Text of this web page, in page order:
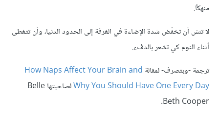
منهكًا.
لا تنسَ أن تخفّض شدة الإضاءة في الغرفة إلى الحدود الدنيا، وأن تتغطى
أثناء النوم كي تشعر بالدفء.
ترجمة -وبتصرف- لمقالة How Naps Affect Your Brain and
Why You Should Have One Every Day
لصاحبتها Belle
Beth Cooper.